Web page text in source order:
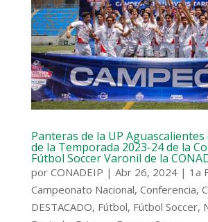
Panteras de la UP
de la Temporada 2023-24 de la
Fútbol Soccer Varonil de la
por CONADEIP | Abr 26, 2024| 1a
Campeonato Nacional, Conferencia,
DESTACADO, Fútbol, Fútbol Soccer,